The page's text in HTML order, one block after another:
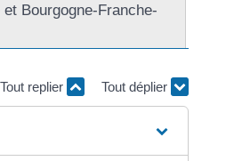
Bourgogne-Franche-
Tout replier Tout déplier